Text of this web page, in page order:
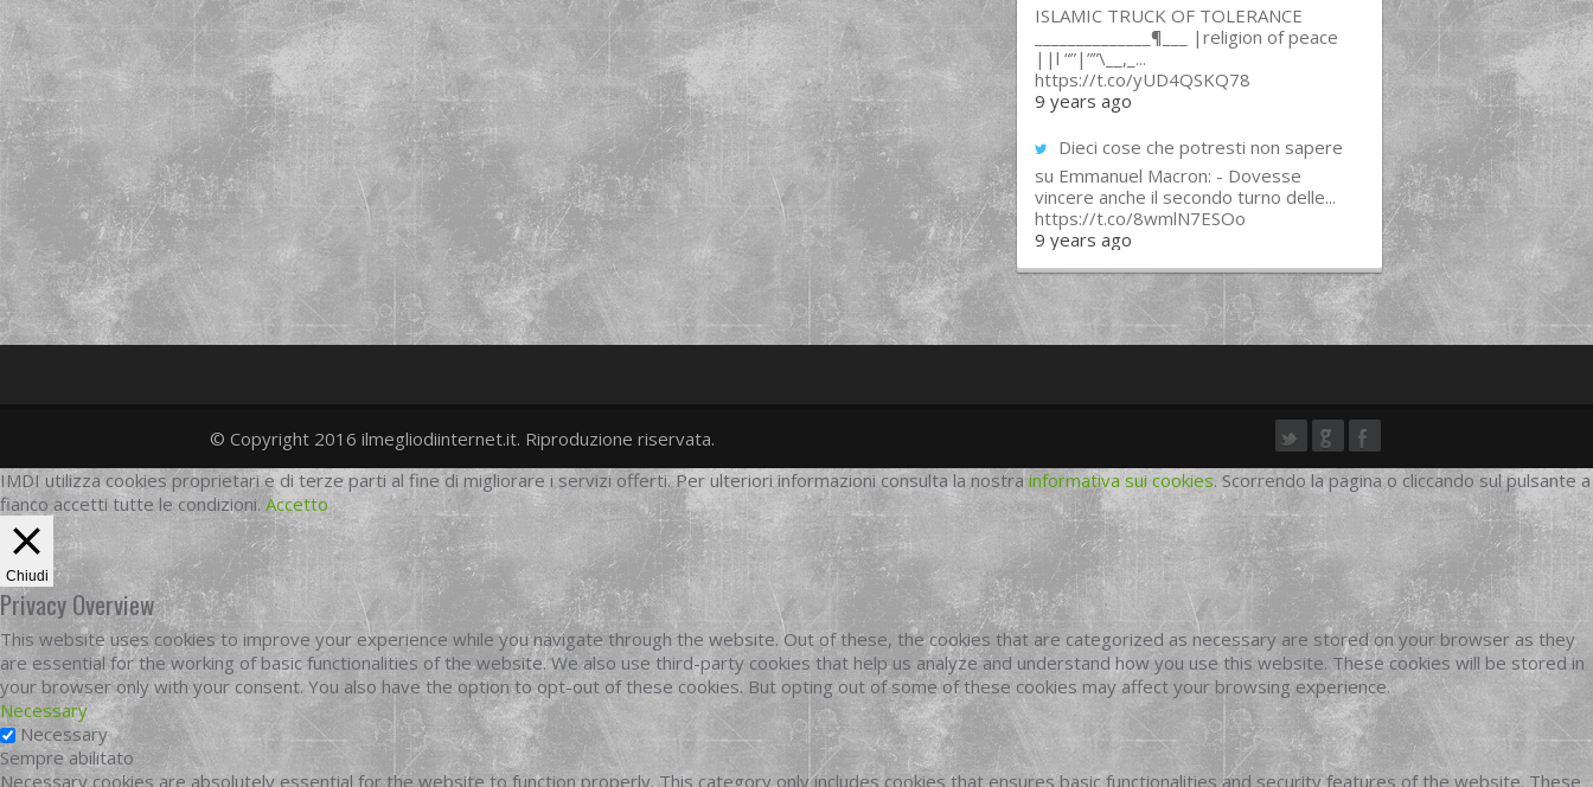
ISLAMIC TRUCK OF TOLERANCE
______________¶___ |religion of peace
||l “”|””\__,_...
https://t.co/yUD4QSKQ78
9 years ago
Dieci cose che potresti non sapere
su Emmanuel Macron: - Dovesse
vincere anche il secondo turno delle...
https://t.co/8wmlN7ESOo
9 years ago
twittergoogleplus
facebook
© Copyright 2016 ilmegliodiinternet.it. Riproduzione riservata.
IMDI utilizza cookies proprietari e di terze parti al fine di migliorare i servizi offerti. Per ulteriori informazioni consulta la nostra informativa sui cookies. Scorrendo la pagina o cliccando sul pulsante a
fianco accetti tutte le condizioni. Accetto
Chiudi
Privacy Overview
This website uses cookies to improve your experience while you navigate through the website. Out of these, the cookies that are categorized as necessary are stored on your browser as they
are essential for the working of basic functionalities of the website. We also use third-party cookies that help us analyze and understand how you use this website. These cookies will be stored in
your browser only with your consent. You also have the option to opt-out of these cookies. But opting out of some of these cookies may affect your browsing experience.
Necessary
Necessary
Sempre abilitato
Necessary cookies are absolutely essential for the website to function properly. This category only includes cookies that ensures basic functionalities and security features of the website. These